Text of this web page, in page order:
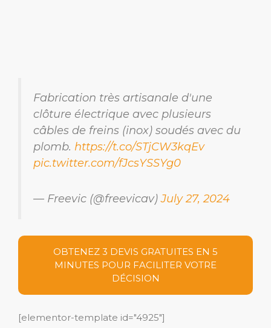
Fabrication très artisanale d'une
clôture électrique avec plusieurs
câbles de freins (inox) soudés avec du
plomb. https://t.co/STjCW3kqEv
pic.twitter.com/fJcsYSSYg0
— Freevic (@freevicav)July 27, 2024
OBTENEZ 3 DEVIS GRATUITES EN 5
MINUTES POUR FACILITER VOTRE
DÉCISION
[elementor-template id="4925"]